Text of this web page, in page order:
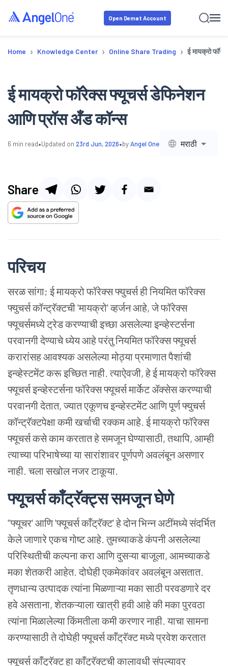
Open Demat Account
Home › Knowledge Center › Online Share Trading › ई मायक्रो
ई मायक्रो फॉरेक्स फ्यूचर्स डेफिनेशन
आणि प्रॉस अँड कॉन्स
6 min read•Updated on 23rd Jun, 2026•byAngel One मराठी
Share
परिचय
सरळ सांगा; ई मायक्रो फॉरेक्स फ्युचर्स ही नियमित फॉरेक्स
फ्युचर्स कॉन्ट्रॅक्टची 'मायक्रो' व्हर्जन आहे, जे फॉरेक्स
फ्यूचर्समध्ये ट्रेड करण्याची इच्छा असलेल्या इन्व्हेस्टर्सना
परवानगी देण्याचे ध्येय आहे परंतु नियमित फॉरेक्स फ्यूचर्स
करारांसह आवश्यक असलेल्या मोठ्या प्रमाणात पैशांची
इन्व्हेस्टमेंट करू इच्छित नाही. त्याऐवजी, हे ई मायक्रो फॉरेक्स
फ्यूचर्स इन्व्हेस्टर्सना फॉरेक्स फ्यूचर्स मार्केट ॲक्सेस करण्याची
परवानगी देतात, ज्यात एकूणच इन्व्हेस्टमेंट आणि पूर्ण फ्युचर्स
कॉन्ट्रॅक्टपेक्षा कमी खर्चाची रक्कम आहे. ई मायक्रो फॉरेक्स
फ्यूचर्स कसे काम करतात हे समजून घेण्यासाठी, तथापि, आम्ही
त्याच्या परिभाषेच्या या सारांशावर पूर्णपणे अवलंबून असणार
नाही. चला सखोल नजर टाकूया.
फ्यूचर्स काँट्रॅक्ट्स समजून घेणे
''फ्यूचर' आणि 'फ्यूचर्स काँट्रॅक्ट' हे दोन भिन्न अटींमध्ये संदर्भित
केले जाणारे एकच गोष्ट आहे. तुमच्याकडे कंपनी असलेल्या
परिस्थितीची कल्पना करा आणि दुसऱ्या बाजूला, आमच्याकडे
मका शेतकरी आहेत. दोघेही एकमेकांवर अवलंबून असतात.
तृणधान्य उत्पादक त्यांना मिळणाऱ्या मका साठी परवडणारे दर
हवे असताना, शेतकऱ्याला खात्री हवी आहे की मका पुरवठा
त्यांना मिळालेल्या किंमतीला कमी करणार नाही. याचा सामना
करण्यासाठी ते दोघेही फ्यूचर्स काँट्रॅक्ट मध्ये प्रवेश करतात
फ्यूचर्स काँट्रॅक्ट हा काँट्रॅक्टची कालावधी संपल्यावर